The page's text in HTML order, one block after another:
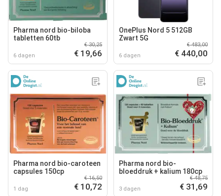
Pharma nord bio-biloba
tabletten 60tb
6 dagen
€ 30,25
€ 19,66
OnePlus Nord 5 512GB
Zwart 5G
6 dagen
€ 483,00
€ 440,00
Pharma nord bio-caroteen
capsules 150cp
1 dag
€ 16,50
€ 10,72
Pharma nord bio-
bloeddruk + kalium 180cp
3 dagen
€ 48,75
€ 31,69